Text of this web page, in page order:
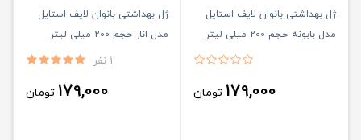
ژل بهداشتی بانوان لایف استایل
مدل بابونه حجم 200 میلی لیتر
179,000 تومان
ژل بهداشتی بانوان لایف استایل
مدل انار حجم 200 میلی لیتر
1 نفر
179,000 تومان